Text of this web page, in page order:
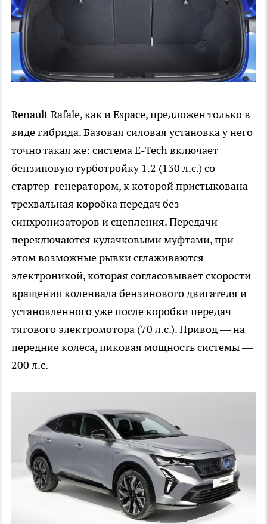
Renault Rafale, как и Espace, предложен только в
виде гибрида. Базовая силовая установка у него
точно такая же: система E-Tech включает
бензиновую турботройку 1.2 (130 л.с.) со
стартер-генератором, к которой пристыкована
трехвальная коробка передач без
синхронизаторов и сцепления. Передачи
переключаются кулачковыми муфтами, при
этом возможные рывки сглаживаются
электроникой, которая согласовывает скорости
вращения коленвала бензинового двигателя и
установленного уже после коробки передач
тягового электромотора (70 л.с.). Привод — на
передние колеса, пиковая мощность системы —
200 л.с.